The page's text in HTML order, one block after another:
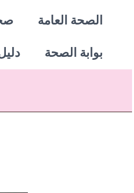
تخطيالصحة العامة
بوابة الصحة